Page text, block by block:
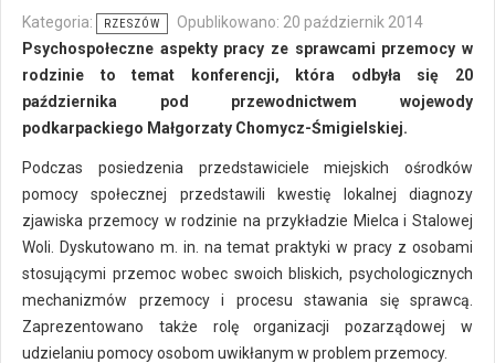
Kategoria: RZESZÓW
Opublikowano: 20 październik 2014
Psychospołeczne aspekty pracy ze sprawcami przemocy w
rodzinie to temat konferencji, która odbyła się 20
października pod przewodnictwem wojewody
podkarpackiego Małgorzaty Chomycz-Śmigielskiej.
Podczas posiedzenia przedstawiciele miejskich ośrodków
pomocy społecznej przedstawili kwestię lokalnej diagnozy
zjawiska przemocy w rodzinie na przykładzie Mielca i Stalowej
Woli. Dyskutowano m. in. na temat praktyki w pracy z osobami
stosującymi przemoc wobec swoich bliskich, psychologicznych
mechanizmów przemocy i procesu stawania się sprawcą.
Zaprezentowano także rolę organizacji pozarządowej w
udzielaniu pomocy osobom uwikłanym w problem przemocy.